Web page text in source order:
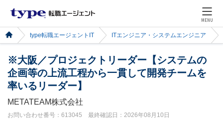
MENU
type転職エージェントIT ITエンジニア・システムエンジニア
※大阪／プロジェクトリーダー【システムの
企画等の上流工程から一貫して開発チームを
率いるリーダー】
METATEAM株式会社
お問い合わせ番号：613045 最終確認日：2026年08月10日